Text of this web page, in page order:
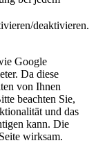
deaktivieren.
Google
Da diese
von Ihnen
beachten Sie,
und das
kann. Die
wirksam.